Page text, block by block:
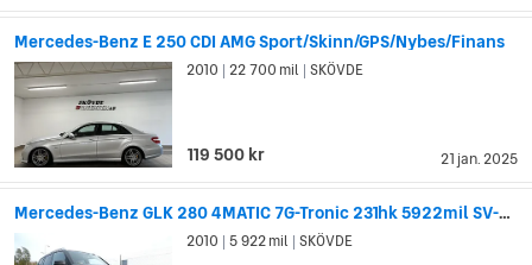
Mercedes-Benz E 250 CDI AMG Sport/Skinn/GPS/Nybes/Finans
21 jan. 2025
2010 22 700 mil SKÖVDE
119 500 kr
Mercedes-Benz GLK 280 4MATIC 7G-Tronic 231hk 5922mil SV-Såld
2010 5 922 mil SKÖVDE